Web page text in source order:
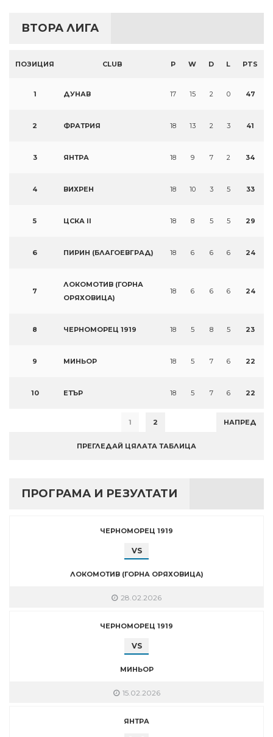
ВТОРА ЛИГА
ПОЗИЦИЯ CLUB P W D L PTS
1 ДУНАВ 17 15 2 0 47
2 ФРАТРИЯ 18 13 2 3 41
3 ЯНТРА 18 9 7 2 34
4 ВИХРЕН 18 10 3 5 33
5 ЦСКА II 18 8 5 5 29
6 ПИРИН (БЛАГОЕВГРАД) 18 6 6 6 24
7
ЛОКОМОТИВ (ГОРНА
ОРЯХОВИЦА)
18 6 6 6 24
8 ЧЕРНОМОРЕЦ 1919 18 5 8 5 23
9 МИНЬОР 18 5 7 6 22
10 ЕТЪР 18 5 7 6 22
1 2 НАПРЕД
ПРЕГЛЕДАЙ ЦЯЛАТА ТАБЛИЦА
ПРОГРАМА И РЕЗУЛТАТИ
ЧЕРНОМОРЕЦ 1919
VS
ЛОКОМОТИВ (ГОРНА ОРЯХОВИЦА)
28.02.2026
ЧЕРНОМОРЕЦ 1919
VS
МИНЬОР
15.02.2026
ЯНТРА